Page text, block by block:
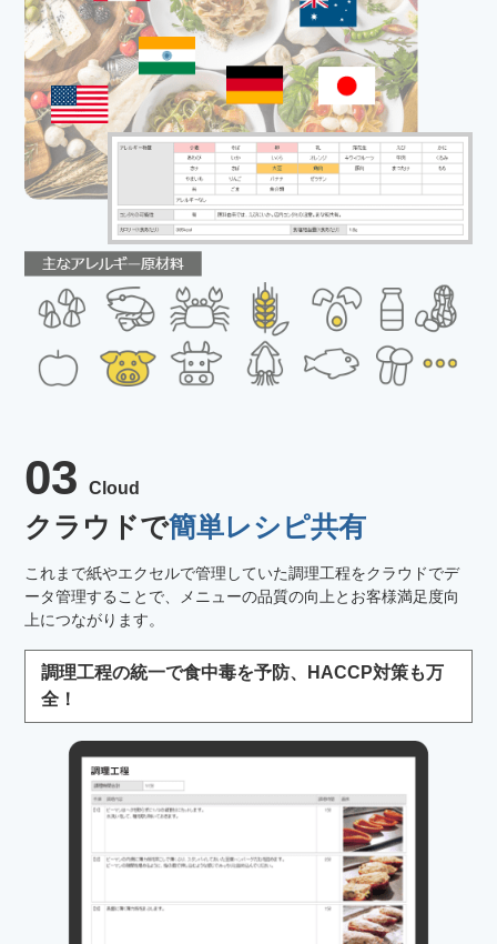
03 Cloud
クラウドで簡単レシピ共有
これまで紙やエクセルで管理していた調理工程をクラウドでデ
ータ管理することで、メニューの品質の向上とお客様満足度向
上につながります。
調理工程の統一で食中毒を予防、HACCP対策も万
全！